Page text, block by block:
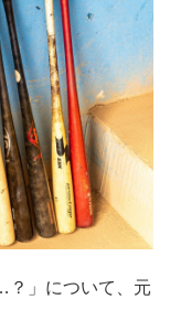
」について、元